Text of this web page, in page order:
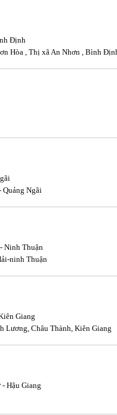
Định
Hòa , Thị xã An Nhơn , Bình
Quảng Ngãi
Ninh Thuận
ninh Thuận
Giang
Lương, Châu Thành, Kiên Giang
Hậu Giang